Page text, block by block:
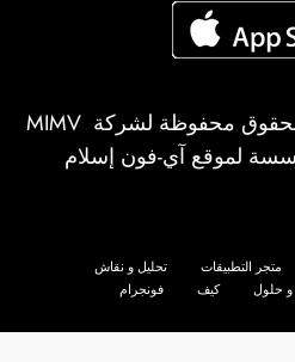
MIMV
لموقع آي-فون إسلام
متجر التطبيقات
تحليل و نقاش
حلول كيف فونجرام